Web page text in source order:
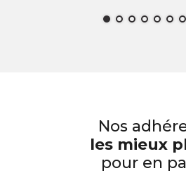
Nos
les mieux
pour en